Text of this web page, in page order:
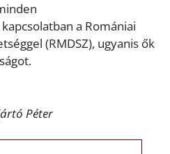
a Romániai
(RMDSZ), ugyanis ők
Péter